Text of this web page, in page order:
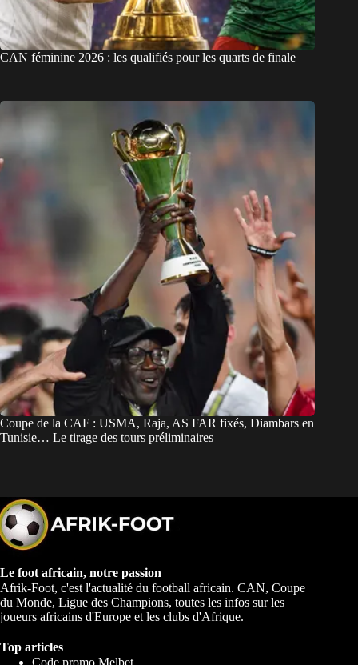
CAN féminine 2026 : les qualifiés pour les quarts de finale
Coupe de la CAF : USMA, Raja, AS FAR fixés, Diambars en
Tunisie… Le tirage des tours préliminaires
Le foot africain, notre passion
Afrik-Foot, c'est l'actualité du football africain. CAN, Coupe
du Monde, Ligue des Champions, toutes les infos sur les
joueurs africains d'Europe et les clubs d'Afrique.
Top articles